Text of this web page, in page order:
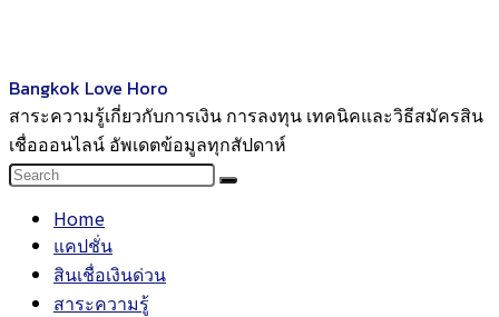
Bangkok Love Horo
สาระความรู้เกี่ยวกับการเงิน การลงทุน เทคนิคและวิธีสมัครสิน
เชื่อออนไลน์ อัพเดตข้อมูลทุกสัปดาห์
Home
แคปชั่น
สินเชื่อเงินด่วน
สาระความรู้